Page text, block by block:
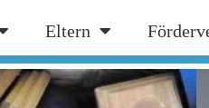
Eltern